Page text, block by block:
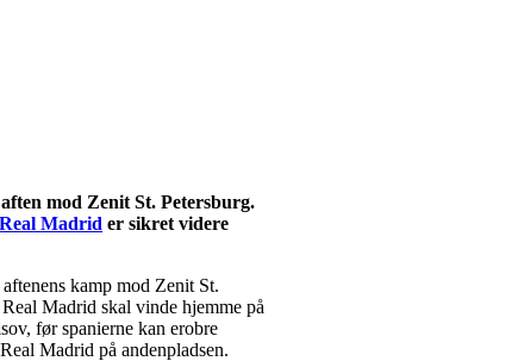
mod Zenit St. Petersburg.
Real Madrid er sikret videre
kamp mod Zenit St.
Madrid skal vinde hjemme på
før spanierne kan erobre
Madrid på andenpladsen.